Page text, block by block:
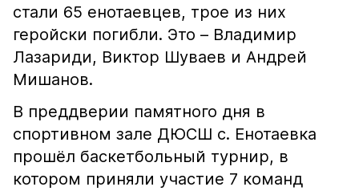
стали 65 енотаевцев, трое из них
геройски погибли. Это – Владимир
Лазариди, Виктор Шуваев и Андрей
Мишанов.
В преддверии памятного дня в
спортивном зале ДЮСШ с. Енотаевка
прошёл баскетбольный турнир, в
котором приняли участие 7 команд